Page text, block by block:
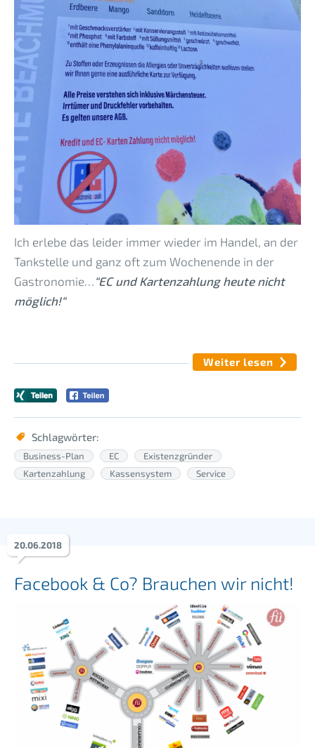
Ich erlebe das leider immer wieder im Handel, an der
Tankstelle und ganz oft zum Wochenende in der
Gastronomie… “EC und Kartenzahlung heute nicht
möglich!“
Weiter lesen
Schlagwörter:
Business-Plan EC
Existenzgründer
Kartenzahlung
Kassensystem Service
Facebook & Co? Brauchen wir nicht!
20.06.2018